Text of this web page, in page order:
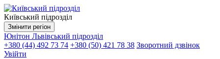
Київський підрозділ
Змінити регіон
Юнітон Львівський підрозділ
+380 (44) 492 73 74 +380 (50) 421 78 38 Зворотний дзвінок
Увійти